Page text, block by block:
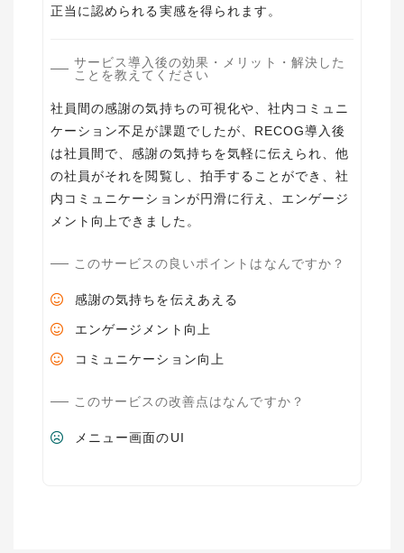
正当に認められる実感を得られます。
サービス導入後の効果・メリット・解決した
ことを教えてください
社員間の感謝の気持ちの可視化や、社内コミュニ
ケーション不足が課題でしたが、RECOG導入後
は社員間で、感謝の気持ちを気軽に伝えられ、他
の社員がそれを閲覧し、拍手することができ、社
内コミュニケーションが円滑に行え、エンゲージ
メント向上できました。
このサービスの良いポイントはなんですか？
感謝の気持ちを伝えあえる
エンゲージメント向上
コミュニケーション向上
このサービスの改善点はなんですか？
メニュー画面のUI